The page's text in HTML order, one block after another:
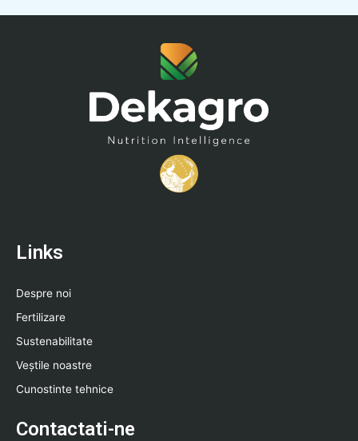
Links
Despre noi
Fertilizare
Sustenabilitate
Veștile noastre
Cunostinte tehnice
Contactati-ne